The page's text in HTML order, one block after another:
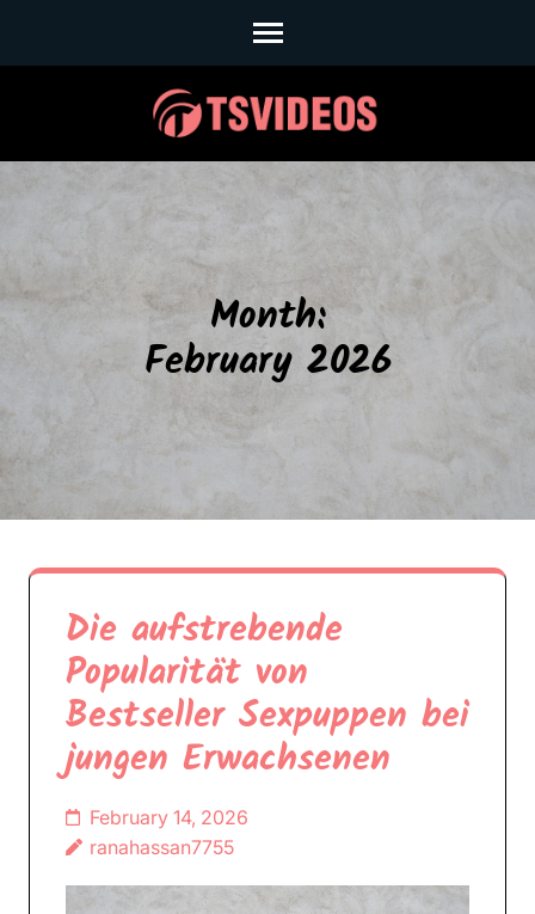
Enter)
Month:
February 2026
Die aufstrebende
Popularität von
Bestseller Sexpuppen bei
jungen Erwachsenen
February 14, 2026
ranahassan7755